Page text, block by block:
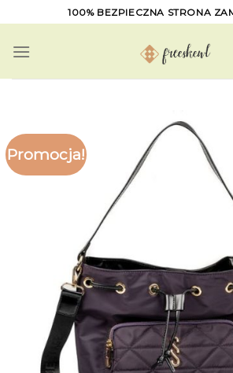
to
content
100% BEZPIECZNA STRONA
Promocja!